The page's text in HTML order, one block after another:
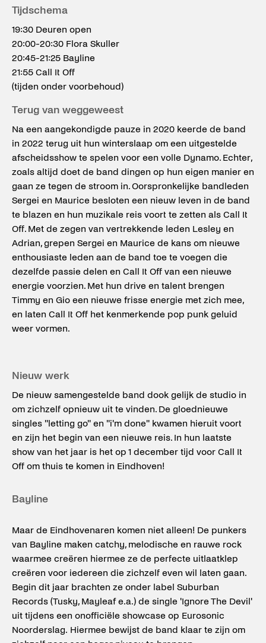
Tijdschema
19:30 Deuren open
20:00-20:30 Flora Skuller
20:45-21:25 Bayline
21:55 Call It Off
(tijden onder voorbehoud)
Terug van weggeweest
Na een aangekondigde pauze in 2020 keerde de band
in 2022 terug uit hun winterslaap om een uitgestelde
afscheidsshow te spelen voor een volle Dynamo. Echter,
zoals altijd doet de band dingen op hun eigen manier en
gaan ze tegen de stroom in. Oorspronkelijke bandleden
Sergei en Maurice besloten een nieuw leven in de band
te blazen en hun muzikale reis voort te zetten als Call It
Off. Met de zegen van vertrekkende leden Lesley en
Adrian, grepen Sergei en Maurice de kans om nieuwe
enthousiaste leden aan de band toe te voegen die
dezelfde passie delen en Call It Off van een nieuwe
energie voorzien. Met hun drive en talent brengen
Timmy en Gio een nieuwe frisse energie met zich mee,
en laten Call It Off het kenmerkende pop punk geluid
weer vormen.
Nieuw werk
De nieuw samengestelde band dook gelijk de studio in
om zichzelf opnieuw uit te vinden. De gloednieuwe
singles ''letting go'' en ''i'm done'' kwamen hieruit voort
en zijn het begin van een nieuwe reis. In hun laatste
show van het jaar is het op 1 december tijd voor Call It
Off om thuis te komen in Eindhoven!
Bayline
Maar de Eindhovenaren komen niet alleen! De punkers
van Bayline maken catchy, melodische en rauwe rock
waarmee creëren hiermee ze de perfecte uitlaatklep
creëren voor iedereen die zichzelf even wil laten gaan.
Begin dit jaar brachten ze onder label Suburban
Records (Tusky, Mayleaf e.a.) de single 'Ignore The Devil'
uit tijdens een onofficiële showcase op Eurosonic
Noorderslag. Hiermee bewijst de band klaar te zijn om